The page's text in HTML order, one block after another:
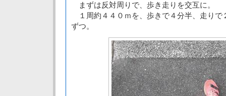
まずは反対周りで、歩き走りを交互に。
１周約４４０ｍを、歩きで４分半、走りで
ずつ。